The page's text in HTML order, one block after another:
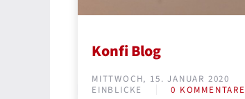
Konfi Blog
MITTWOCH, 15. JANUAR 2020
EINBLICKE
0 KOMMENTARE